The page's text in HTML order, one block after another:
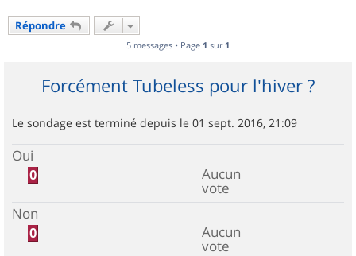
Répondre
5 messages • Page 1 sur 1
Forcément Tubeless pour l'hiver ?
Le sondage est terminé depuis le 01 sept. 2016, 21:09
Oui
0 Aucun
vote
Non
0 Aucun
vote